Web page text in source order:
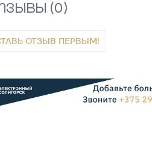
(0)
ОТЗЫВ ПЕРВЫМ!